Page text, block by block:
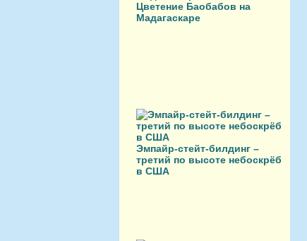
Цветение Баобабов на
Мадагаскаре
Эмпайр-стейт-билдинг –
третий по высоте небоскрёб
в США